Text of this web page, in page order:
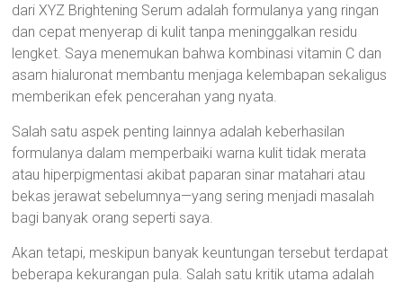
dari XYZ Brightening Serum adalah formulanya yang ringan
dan cepat menyerap di kulit tanpa meninggalkan residu
lengket. Saya menemukan bahwa kombinasi vitamin C dan
asam hialuronat membantu menjaga kelembapan sekaligus
memberikan efek pencerahan yang nyata.
Salah satu aspek penting lainnya adalah keberhasilan
formulanya dalam memperbaiki warna kulit tidak merata
atau hiperpigmentasi akibat paparan sinar matahari atau
bekas jerawat sebelumnya—yang sering menjadi masalah
bagi banyak orang seperti saya.
Akan tetapi, meskipun banyak keuntungan tersebut terdapat
beberapa kekurangan pula. Salah satu kritik utama adalah